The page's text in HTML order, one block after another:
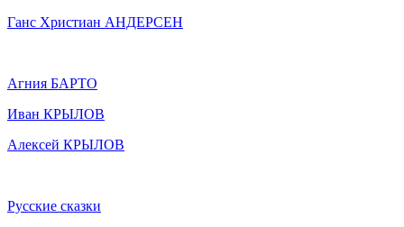
Ганс Христиан АНДЕРСЕН
Агния БАРТО
Иван КРЫЛОВ
Алексей КРЫЛОВ
Русские сказки